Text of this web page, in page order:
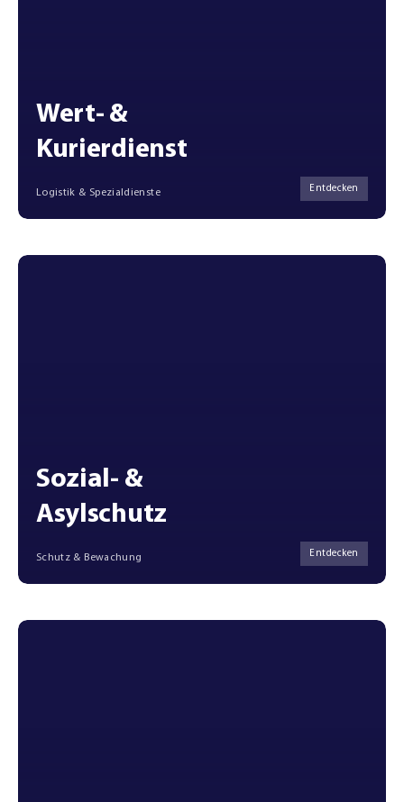
Wert- &
Kurierdienst
Logistik & Spezialdienste Entdecken
Sozial- &
Asylschutz
Schutz & Bewachung Entdecken